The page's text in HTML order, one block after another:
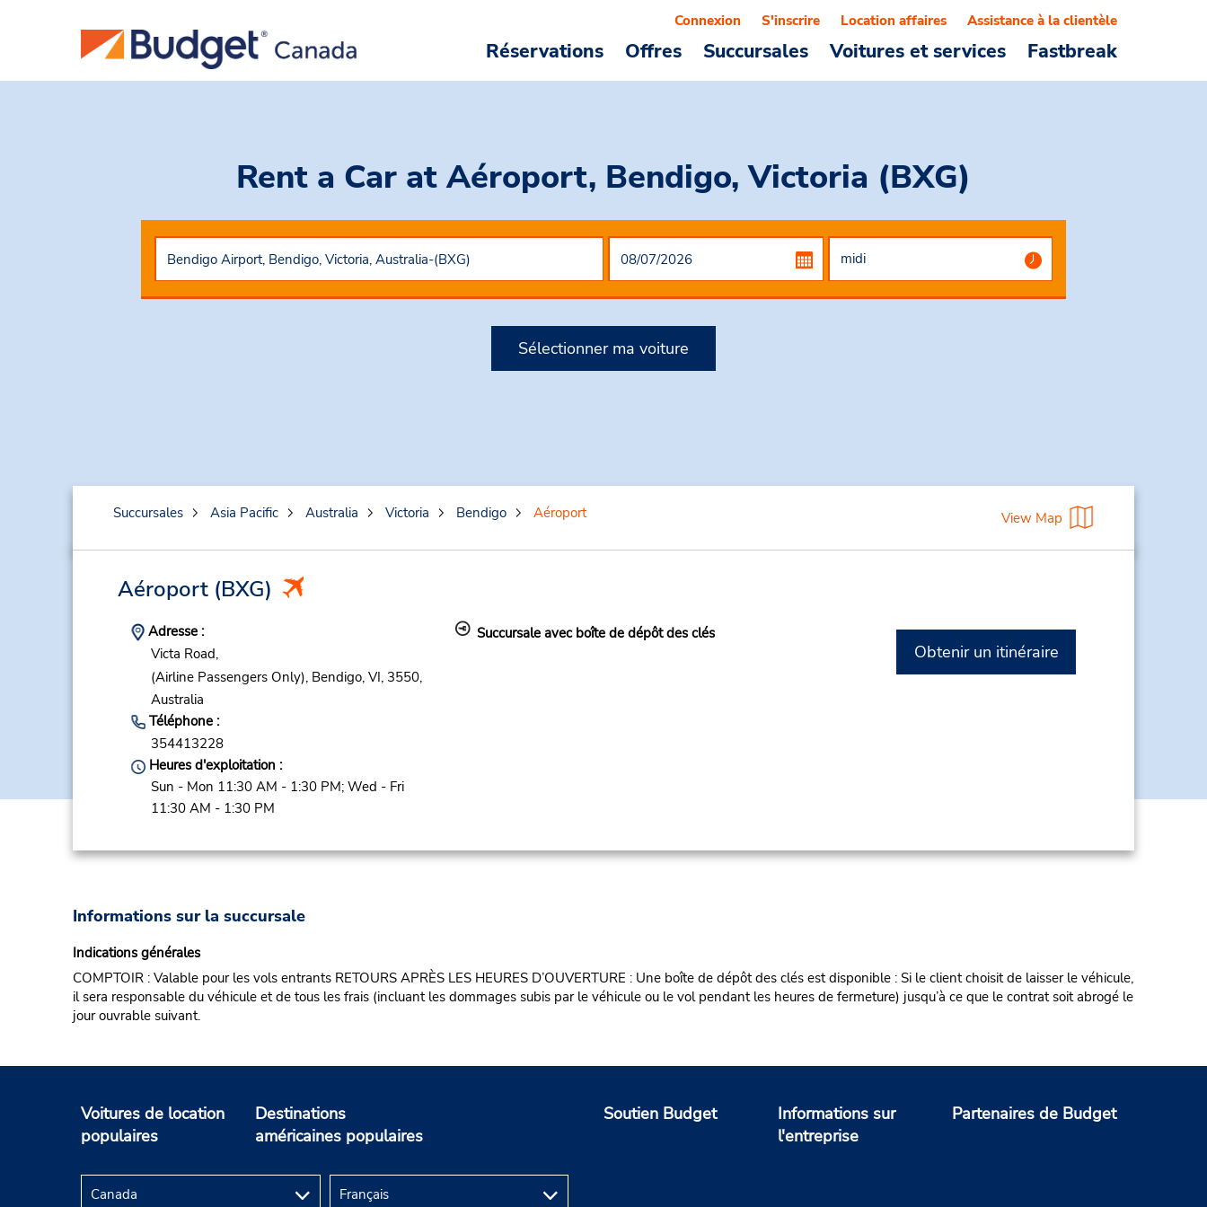
Réservations Offres Succursales Voitures et services Fastbreak
Connexion S'inscrire Location affaires Assistance à la clientèle
Rent a Car at Aéroport, Bendigo, Victoria (BXG)
Sélectionner ma voiture
Succursales Asia Pacific Australia Victoria Bendigo Aéroport View Map
Aéroport(BXG)
Adresse :
Victa Road,
(Airline Passengers Only), Bendigo, VI, 3550,
Australia
Téléphone :
354413228
Heures d'exploitation :
Sun - Mon 11:30 AM - 1:30 PM; Wed - Fri
11:30 AM - 1:30 PM
Succursale avec boîte de dépôt des clés
Obtenir un itinéraire
Informations sur la succursale
Indications générales
COMPTOIR : Valable pour les vols entrants RETOURS APRÈS LES HEURES D’OUVERTURE : Une boîte de dépôt des clés est disponible : Si le client choisit de laisser le véhicule,
il sera responsable du véhicule et de tous les frais (incluant les dommages subis par le véhicule ou le vol pendant les heures de fermeture) jusqu’à ce que le contrat soit abrogé le
jour ouvrable suivant.
Voitures de location
populaires
Destinations
américaines populaires
Soutien Budget
Informations sur
l'entreprise
Partenaires de Budget